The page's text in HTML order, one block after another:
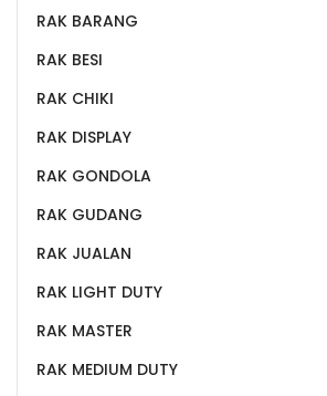
RAK BARANG
RAK BESI
RAK CHIKI
RAK DISPLAY
RAK GONDOLA
RAK GUDANG
RAK JUALAN
RAK LIGHT DUTY
RAK MASTER
RAK MEDIUM DUTY